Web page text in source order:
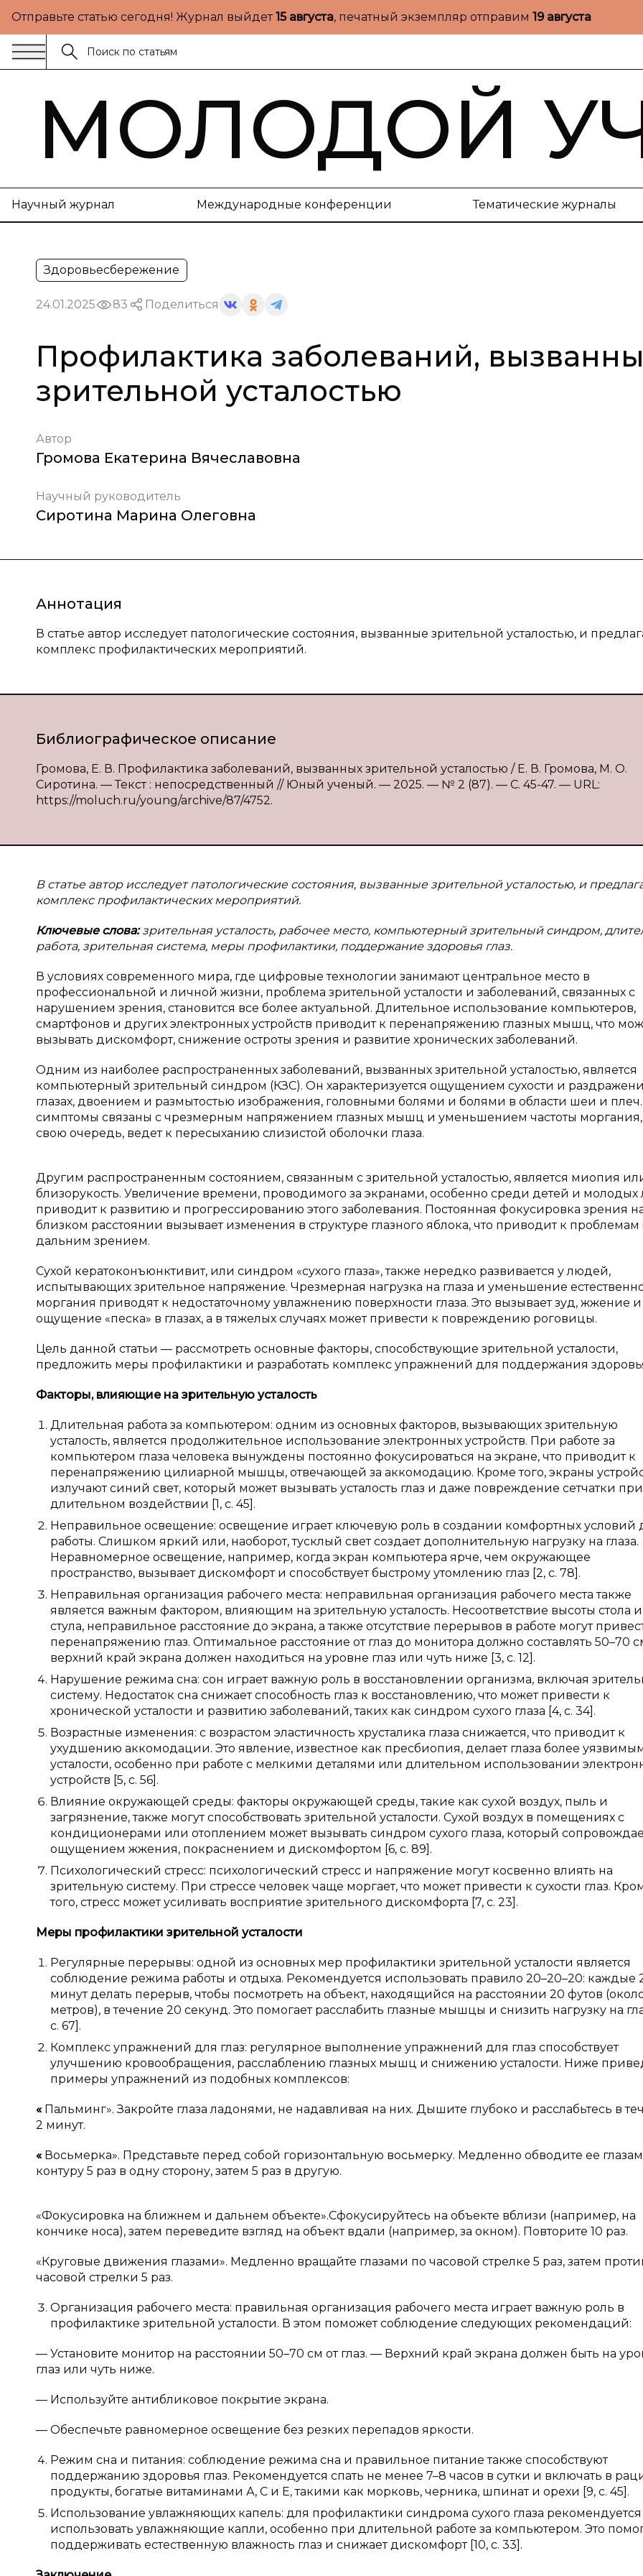
Отправьте статью сегодня! Журнал выйдет15 августа, печатный экземпляр отправим 19 августа
МОЛОДОЙ
Научный журнал Международные конференции Тематические журналы
Здоровьесбережение
24.01.2025 83 Поделиться
Профилактика заболеваний,
зрительной усталостью
Автор
Громова Екатерина Вячеславовна
Научный руководитель
Сиротина Марина Олеговна
Аннотация
В статье автор исследует патологические состояния, вызванные зрительной усталостью, и
комплекс профилактических мероприятий.
Библиографическое описание
Громова, Е. В. Профилактика заболеваний, вызванных зрительной усталостью / Е. В. Громова, М. О.
Сиротина. — Текст : непосредственный // Юный ученый. — 2025. — № 2 (87). — С. 45-47. — URL:
https://moluch.ru/young/archive/87/4752.
В статье автор исследует патологические состояния, вызванные зрительной усталостью, и
комплекс профилактических мероприятий.
Ключевые слова:зрительная усталость, рабочее место, компьютерный зрительный синдром,
работа, зрительная система, меры профилактики, поддержание здоровья глаз.
В условиях современного мира, где цифровые технологии занимают центральное место в
профессиональной и личной жизни, проблема зрительной усталости и заболеваний, связанных с
нарушением зрения, становится все более актуальной. Длительное использование компьютеров,
смартфонов и других электронных устройств приводит к перенапряжению глазных мышц, что
вызывать дискомфорт, снижение остроты зрения и развитие хронических заболеваний.
Одним из наиболее распространенных заболеваний, вызванных зрительной усталостью, является
компьютерный зрительный синдром (КЗС). Он характеризуется ощущением сухости и
глазах, двоением и размытостью изображения, головными болями и болями в области шеи и плеч.
симптомы связаны с чрезмерным напряжением глазных мышц и уменьшением частоты моргания,
свою очередь, ведет к пересыханию слизистой оболочки глаза.
Другим распространенным состоянием, связанным с зрительной усталостью, является миопия
близорукость. Увеличение времени, проводимого за экранами, особенно среди детей и
приводит к развитию и прогрессированию этого заболевания. Постоянная фокусировка зрения
близком расстоянии вызывает изменения в структуре глазного яблока, что приводит к проблемам
дальним зрением.
Сухой кератоконъюнктивит, или синдром «сухого глаза», также нередко развивается у людей,
испытывающих зрительное напряжение. Чрезмерная нагрузка на глаза и уменьшение
моргания приводят к недостаточному увлажнению поверхности глаза. Это вызывает зуд, жжение и
ощущение «песка» в глазах, а в тяжелых случаях может привести к повреждению роговицы.
Цель данной статьи — рассмотреть основные факторы, способствующие зрительной усталости,
предложить меры профилактики и разработать комплекс упражнений для поддержания
Факторы, влияющие на зрительную усталость
Длительная работа за компьютером: одним из основных факторов, вызывающих зрительную
усталость, является продолжительное использование электронных устройств. При работе за
компьютером глаза человека вынуждены постоянно фокусироваться на экране, что приводит к
перенапряжению цилиарной мышцы, отвечающей за аккомодацию. Кроме того, экраны
излучают синий свет, который может вызывать усталость глаз и даже повреждение сетчатки при
длительном воздействии [1, с. 45].
Неправильное освещение: освещение играет ключевую роль в создании комфортных условий
работы. Слишком яркий или, наоборот, тусклый свет создает дополнительную нагрузку на глаза.
Неравномерное освещение, например, когда экран компьютера ярче, чем окружающее
пространство, вызывает дискомфорт и способствует быстрому утомлению глаз [2, с. 78].
Неправильная организация рабочего места: неправильная организация рабочего места также
является важным фактором, влияющим на зрительную усталость. Несоответствие высоты стола и
стула, неправильное расстояние до экрана, а также отсутствие перерывов в работе могут
перенапряжению глаз. Оптимальное расстояние от глаз до монитора должно составлять 50–70
верхний край экрана должен находиться на уровне глаз или чуть ниже [3, с. 12].
Нарушение режима сна: сон играет важную роль в восстановлении организма, включая
систему. Недостаток сна снижает способность глаз к восстановлению, что может привести к
хронической усталости и развитию заболеваний, таких как синдром сухого глаза [4, с. 34].
Возрастные изменения: с возрастом эластичность хрусталика глаза снижается, что приводит к
ухудшению аккомодации. Это явление, известное как пресбиопия, делает глаза более
усталости, особенно при работе с мелкими деталями или длительном использовании
устройств [5, с. 56].
Влияние окружающей среды: факторы окружающей среды, такие как сухой воздух, пыль и
загрязнение, также могут способствовать зрительной усталости. Сухой воздух в помещениях с
кондиционерами или отоплением может вызывать синдром сухого глаза, который
ощущением жжения, покраснением и дискомфортом [6, с. 89].
Психологический стресс: психологический стресс и напряжение могут косвенно влиять на
зрительную систему. При стрессе человек чаще моргает, что может привести к сухости глаз.
того, стресс может усиливать восприятие зрительного дискомфорта [7, с. 23].
Меры профилактики зрительной усталости
Регулярные перерывы: одной из основных мер профилактики зрительной усталости является
соблюдение режима работы и отдыха. Рекомендуется использовать правило 20–20–20: каждые
минут делать перерыв, чтобы посмотреть на объект, находящийся на расстоянии 20 футов
метров), в течение 20 секунд. Это помогает расслабить глазные мышцы и снизить нагрузку на
с. 67].
Комплекс упражнений для глаз: регулярное выполнение упражнений для глаз способствует
улучшению кровообращения, расслаблению глазных мышц и снижению усталости. Ниже
примеры упражнений из подобных комплексов:
« Пальминг». Закройте глаза ладонями, не надавливая на них. Дышите глубоко и расслабьтесь в
2 минут.
« Восьмерка». Представьте перед собой горизонтальную восьмерку. Медленно обводите ее
контуру 5 раз в одну сторону, затем 5 раз в другую.
«Фокусировка на ближнем и дальнем объекте».Сфокусируйтесь на объекте вблизи (например, на
кончике носа), затем переведите взгляд на объект вдали (например, за окном). Повторите 10 раз.
«Круговые движения глазами». Медленно вращайте глазами по часовой стрелке 5 раз, затем
часовой стрелки 5 раз.
Организация рабочего места: правильная организация рабочего места играет важную роль в
профилактике зрительной усталости. В этом поможет соблюдение следующих рекомендаций:
— Установите монитор на расстоянии 50–70 см от глаз. — Верхний край экрана должен быть на
глаз или чуть ниже.
— Используйте антибликовое покрытие экрана.
— Обеспечьте равномерное освещение без резких перепадов яркости.
Режим сна и питания: соблюдение режима сна и правильное питание также способствуют
поддержанию здоровья глаз. Рекомендуется спать не менее 7–8 часов в сутки и включать в
продукты, богатые витаминами А, С и Е, такими как морковь, черника, шпинат и орехи [9, с. 45].
Использование увлажняющих капель: для профилактики синдрома сухого глаза рекомендуется
использовать увлажняющие капли, особенно при длительной работе за компьютером. Это
поддерживать естественную влажность глаз и снижает дискомфорт [10, с. 33].